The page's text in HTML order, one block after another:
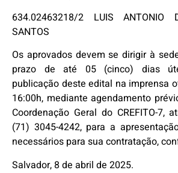
634.02463218/2 LUIS ANTONIO
SANTOS
Os aprovados devem se dirigir à
prazo de até 05 (cinco) dias
publicação deste edital na imprensa
16:00h, mediante agendamento
Coordenação Geral do CREFITO-7,
(71) 3045-4242, para a
necessários para sua contratação,
Salvador, 8 de abril de 2025.